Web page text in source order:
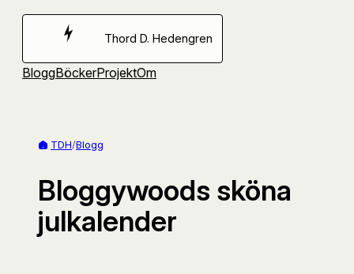
Hoppa
Thord D. Hedengren
BloggBöckerProjektOm
TDH/Blogg
Bloggywoods sköna
julkalender